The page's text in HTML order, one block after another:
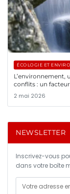
ÉCOLOGIE ET
L’environnement,
conflits : un
2 mai 2026
NEWSLETTER
Inscrivez-vous
dans votre boîte